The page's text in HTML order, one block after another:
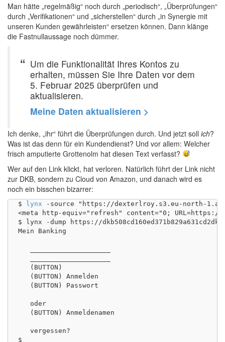
Man hätte „regelmäßig“ noch durch „periodisch“, „Überprüfungen“
durch „Verifikationen“ und „sicherstellen“ durch „in Synergie mit
unseren Kunden gewährleisten“ ersetzen können. Dann klänge
die Fastnullaussage noch dümmer.
Um die Funktionalität Ihres Kontos zu
erhalten, müssen Sie Ihre Daten vor dem
5. Februar 2025 überprüfen und
aktualisieren.
Meine Daten aktualisieren >
Ich denke, „ihr“ führt die Überprüfungen durch. Und jetzt soll ich?
Was ist das denn für ein Kundendienst? Und vor allem: Welcher
frisch amputierte Grottenolm hat diesen Text verfasst?
Wer auf den Link klickt, hat verloren. Natürlich führt der Link nicht
zur DKB, sondern zu Cloud von Amazon, und danach wird es
noch ein bisschen bizarrer:
$ lynx -source "https://dexterlroy.s3.eu-north-
<meta http-equiv="refresh" content="0; URL=https://
$ lynx -dump https://
Mein Banking
   (BUTTON)
   (BUTTON) Anmelden
   (BUTTON) Passwort
   oder
   (BUTTON) Anmeldenamen
   vergessen?